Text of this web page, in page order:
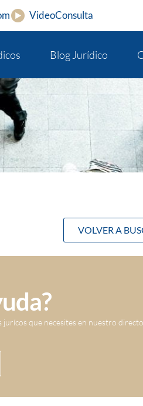
VideoConsulta
Blog Jurídico
VOLVER A
jurícos que necesites en nuestro